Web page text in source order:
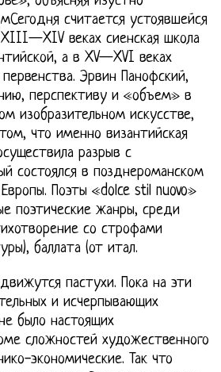
считается устоявшейся
XIII—XIV веках сиенская школа
а в XV—XVI веках
Эрвин Панофский,
перспективу и «объем» в
изобразительном искусстве,
что именно византийская
разрыв с
состоялся в позднероманском
Поэты «dolce stil nuovo»
поэтические жанры, среди
со строфами
баллата (от итал.
пастухи. Пока на эти
и исчерпывающих
было настоящих
сложностей художественного
экономические. Так что